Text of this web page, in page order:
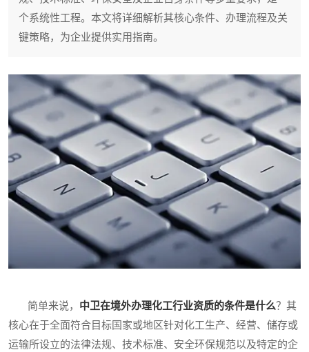
个系统性工程。本文将详细解析其核心条件、办理流程及关
键策略，为企业提供实用指南。
简单来说， 中卫在境外办理化工行业资质的条件是什么？其
核心在于全面符合目标国家或地区针对化工生产、经营、储存或
运输所设立的法律法规、技术标准、安全环保规范以及特定的企